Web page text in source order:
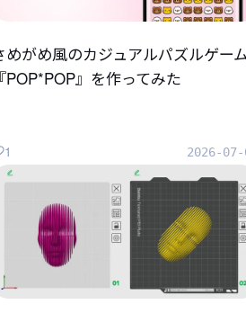
めがめ風のカジュアルパズルゲー
『POP*POP』を作ってみた
2026-07-
1